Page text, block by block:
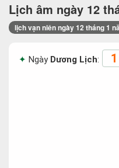
Lịch âm ngày 12
lịch vạn niên ngày 12 tháng 1
Ngày Dương Lịch: